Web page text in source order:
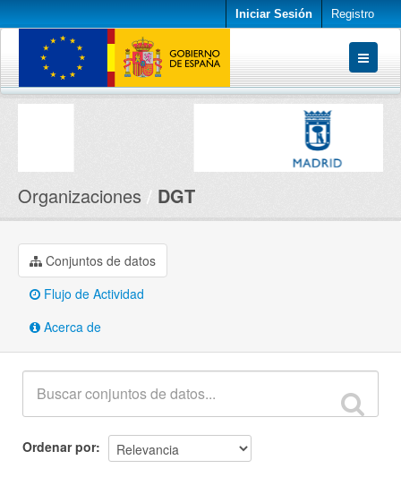
Iniciar Sesión Registro
Conjuntos de datos
Organizaciones DGT
Conjuntos de datos
Flujo de Actividad
Acerca de
Ordenar por